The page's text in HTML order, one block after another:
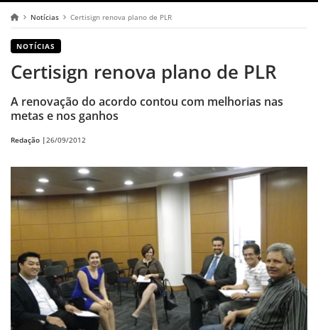
Notícias Certisign renova plano de PLR
NOTÍCIAS
Certisign renova plano de PLR
A renovação do acordo contou com melhorias nas
metas e nos ganhos
Redação |26/09/2012